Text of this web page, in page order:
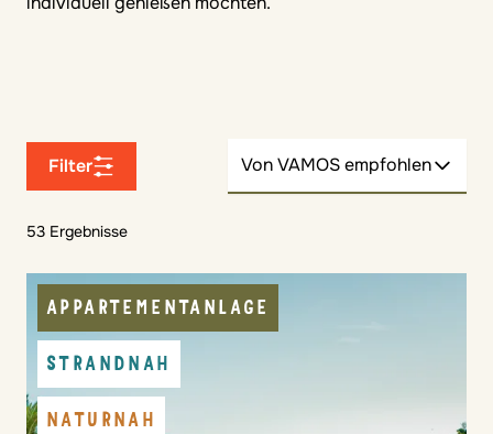
Filter Von VAMOS empfohlen
53 Ergebnisse
APPARTEMENTANLAGE
STRANDNAH
NATURNAH